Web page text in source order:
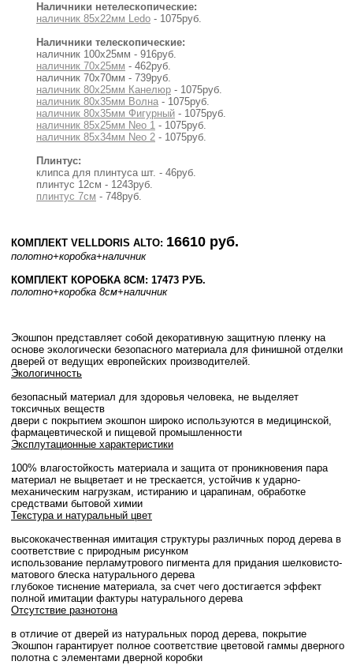
Наличники нетелескопические:
наличник 85х22мм Ledo - 1075руб.
Наличники телескопические:
наличник 100х25мм - 916руб.
наличник 70х25мм - 462руб.
наличник 70х70мм - 739руб.
наличник 80х25мм Канелюр - 1075руб.
наличник 80х35мм Волна - 1075руб.
наличник 80х35мм Фигурный - 1075руб.
наличник 85х25мм Neo 1 - 1075руб.
наличник 85х34мм Neo 2 - 1075руб.
Плинтус:
клипса для плинтуса шт. - 46руб.
плинтус 12см - 1243руб.
плинтус 7см - 748руб.
КОМПЛЕКТ VELLDORIS ALTO: 16610 руб.
полотно+коробка+наличник
КОМПЛЕКТ КОРОБКА 8СМ: 17473 РУБ.
полотно+коробка 8см+наличник
Экошпон представляет собой декоративную защитную пленку на
основе экологически безопасного материала для финишной отделки
дверей от ведущих европейских производителей.
Экологичность
безопасный материал для здоровья человека, не выделяет
токсичных веществ
двери с покрытием экошпон широко используются в медицинской,
фармацевтической и пищевой промышленности
Эксплутационные характеристики
100% влагостойкость материала и защита от проникновения пара
материал не выцветает и не трескается, устойчив к ударно-
механическим нагрузкам, истиранию и царапинам, обработке
средствами бытовой химии
Текстура и натуральный цвет
высококачественная имитация структуры различных пород дерева в
соответствие с природным рисунком
использование перламутрового пигмента для придания шелковисто-
матового блеска натурального дерева
глубокое тиснение материала, за счет чего достигается эффект
полной имитации фактуры натурального дерева
Отсутствие разнотона
в отличие от дверей из натуральных пород дерева, покрытие
Экошпон гарантирует полное соответствие цветовой гаммы дверного
полотна с элементами дверной коробки